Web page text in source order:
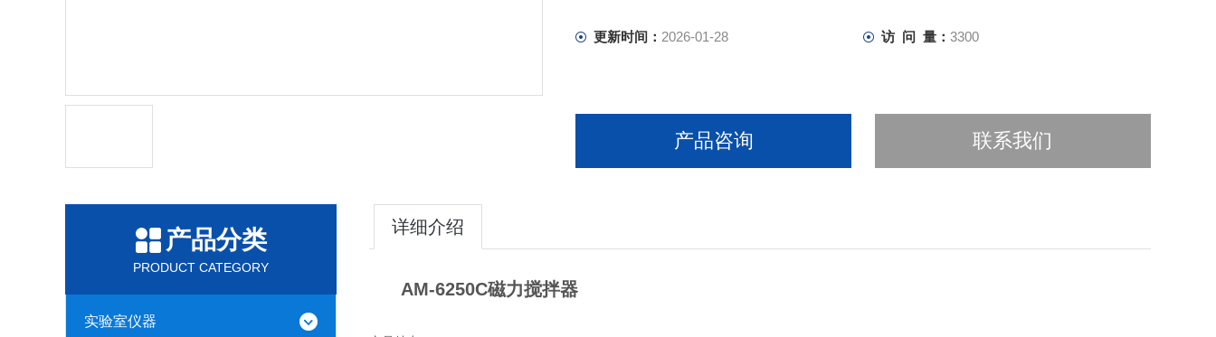
更新时间： 2026-01-28 访 问 量： 3300
产品咨询 联系我们
产品分类
PRODUCT CATEGORY
实验室仪器
详细介绍
AM-6250C磁力搅拌器